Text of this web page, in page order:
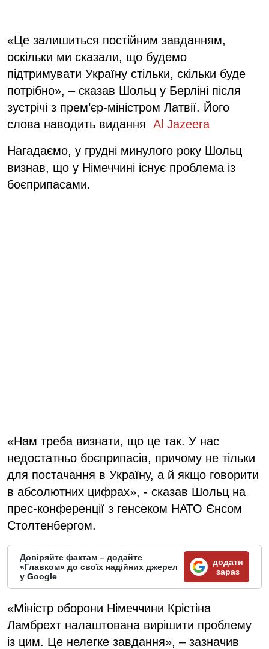
«Це залишиться постійним завданням,
оскільки ми сказали, що будемо
підтримувати Україну стільки, скільки буде
потрібно», – сказав Шольц у Берліні після
зустрічі з прем’єр-міністром Латвії. Його
слова наводить видання Al Jazeera
Нагадаємо, у грудні минулого року Шольц
визнав, що у Німеччині існує проблема із
боєприпасами.
«Нам треба визнати, що це так. У нас
недостатньо боєприпасів, причому не тільки
для постачання в Україну, а й якщо говорити
в абсолютних цифрах», - сказав Шольц на
прес-конференції з генсеком НАТО Єнсом
Столтенбергом.
Довіряйте фактам – додайте
«Главком» до своїх надійних джерел
у Google
додати
зараз
«Міністр оборони Німеччини Крістіна
Ламбрехт налаштована вирішити проблему
із цим. Це нелегке завдання», – зазначив